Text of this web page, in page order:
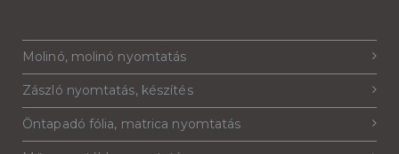
Molinó, molinó nyomtatás
Zászló nyomtatás, készítés
Öntapadó fólia, matrica nyomtatás